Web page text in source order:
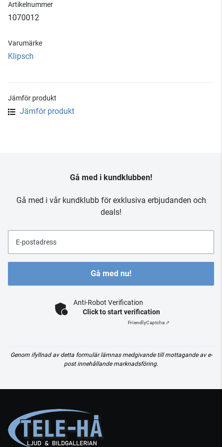
Artikelnummer
1070012
Varumärke
Klipsch
Jämför produkt
Jämför produkt
Gå med i kundklubben!
Gå med i vår kundklubb för exklusiva erbjudanden och
deals!
E-postadress
Gå med nu!
Anti-Robot Verification
Click to start verification
FriendlyCaptcha ⇗
Genom ifyllnad av detta formulär lämnas medgivande till mottagande av e-
post innehållande marknadsföring.